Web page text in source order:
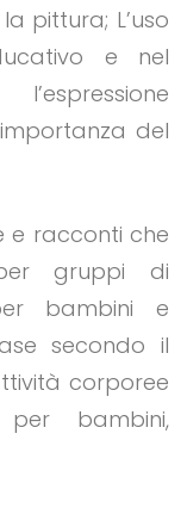
pittura; L’uso
e nel
del
e racconti che
gruppi di
bambini e
secondo il
corporee
bambini,